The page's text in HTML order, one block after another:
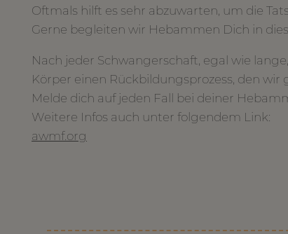
Oftmals hilft es sehr abzuwarten, um die
Gerne begleiten wir Hebammen Dich in
Nach jeder Schwangerschaft, egal wie
Körper einen Rückbildungsprozess, den
Melde dich auf jeden Fall bei deiner
Weitere Infos auch unter folgendem Link:
awmf.org